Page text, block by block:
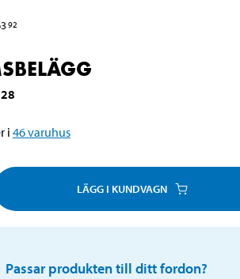
92
i46varuhus
LÄGG I KUNDVAGN
Passar produkten till ditt fordon?